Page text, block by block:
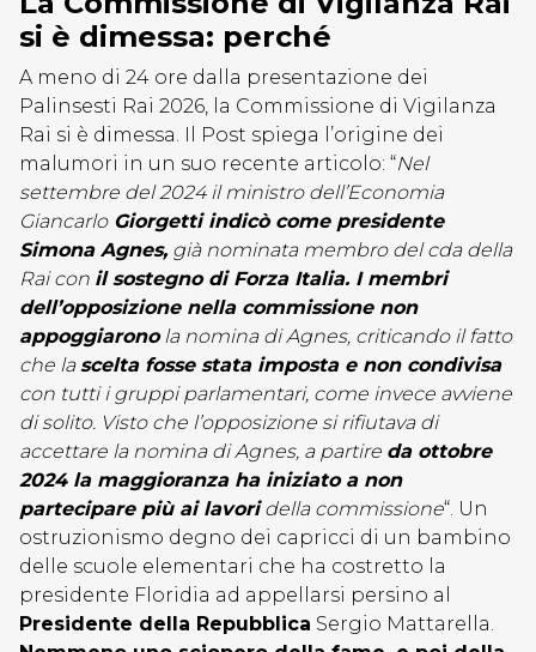
si è dimessa: perché
A meno di 24 ore dalla presentazione dei
Palinsesti Rai 2026, la Commissione di Vigilanza
Rai si è dimessa. Il Post spiega l’origine dei
malumori in un suo recente articolo: “Nel
settembre del 2024 il ministro dell’Economia
GiancarloGiorgetti indicò come presidente
Simona Agnes, già nominata membro del cda della
Rai con il sostegno di Forza Italia. I membri
dell’opposizione nella commissione non
appoggiaronola nomina di Agnes, criticando il fatto
che lascelta fosse stata imposta e non condivisa
con tutti i gruppi parlamentari, come invece avviene
di solito. Visto che l’opposizione si rifiutava di
accettare la nomina di Agnes, a partire da ottobre
2024 la maggioranza ha iniziato a non
partecipare più ai lavoridella commissione“. Un
ostruzionismo degno dei capricci di un bambino
delle scuole elementari che ha costretto la
presidente Floridia ad appellarsi persino al
Presidente della Repubblica Sergio Mattarella.